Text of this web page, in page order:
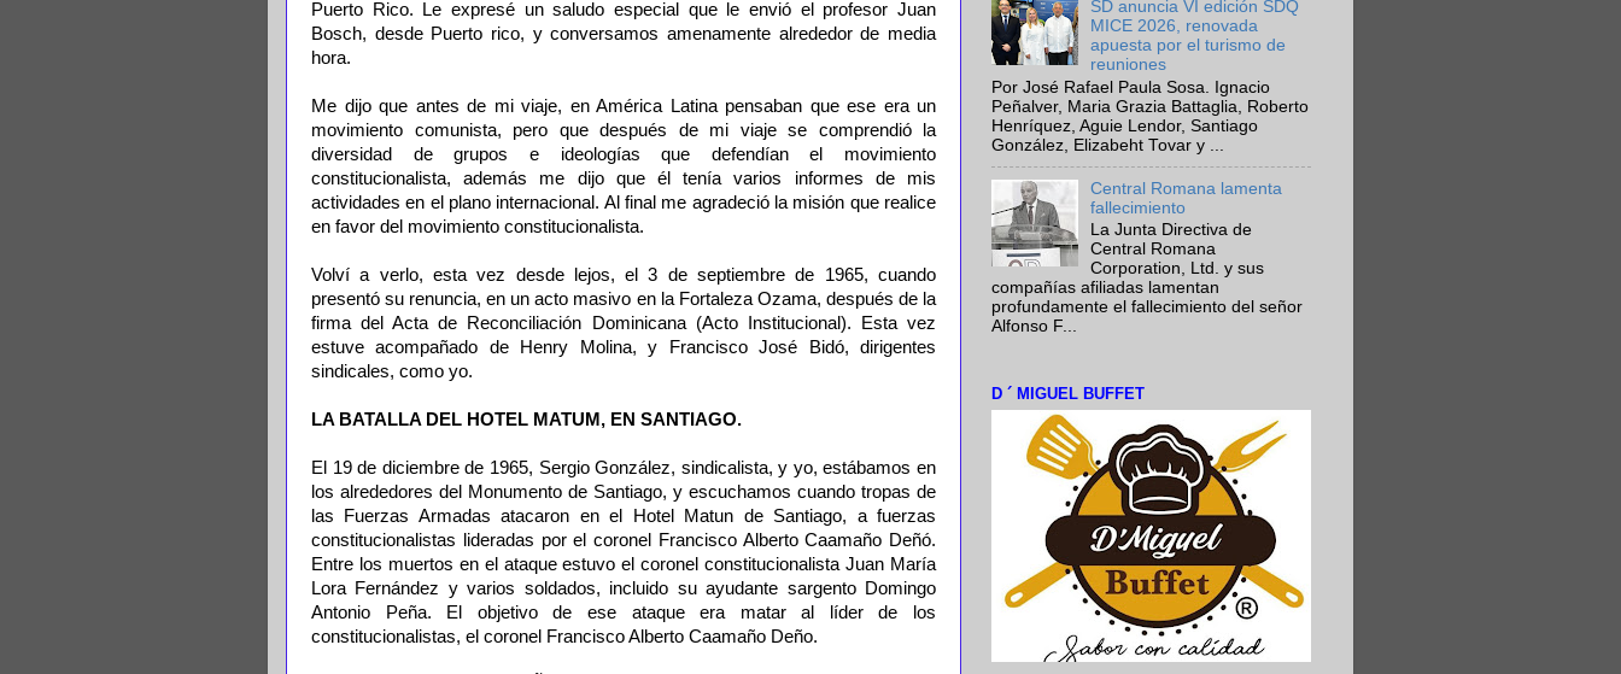
Puerto Rico. Le expresé un saludo especial que le envió el profesor Juan
Bosch, desde Puerto rico, y conversamos amenamente alrededor de media
hora.
Me dijo que antes de mi viaje, en América Latina pensaban que ese era un
movimiento comunista, pero que después de mi viaje se comprendió la
diversidad de grupos e ideologías que defendían el movimiento
constitucionalista, además me dijo que él tenía varios informes de mis
actividades en el plano internacional. Al final me agradeció la misión que realice
en favor del movimiento constitucionalista.
Volví a verlo, esta vez desde lejos, el 3 de septiembre de 1965, cuando
presentó su renuncia, en un acto masivo en la Fortaleza Ozama, después de la
firma del Acta de Reconciliación Dominicana (Acto Institucional). Esta vez
estuve acompañado de Henry Molina, y Francisco José Bidó, dirigentes
sindicales, como yo.
LA BATALLA DEL HOTEL MATUM, EN SANTIAGO.
El 19 de diciembre de 1965, Sergio González, sindicalista, y yo, estábamos en
los alrededores del Monumento de Santiago, y escuchamos cuando tropas de
las Fuerzas Armadas atacaron en el Hotel Matun de Santiago, a fuerzas
constitucionalistas lideradas por el coronel Francisco Alberto Caamaño Deñó.
Entre los muertos en el ataque estuvo el coronel constitucionalista Juan María
Lora Fernández y varios soldados, incluido su ayudante sargento Domingo
Antonio Peña. El objetivo de ese ataque era matar al líder de los
constitucionalistas, el coronel Francisco Alberto Caamaño Deño.
SD anuncia VI edición SDQ
MICE 2026, renovada
apuesta por el turismo de
reuniones
Por José Rafael Paula Sosa. Ignacio
Peñalver, Maria Grazia Battaglia, Roberto
Henríquez, Aguie Lendor, Santiago
González, Elizabeht Tovar y ...
Central Romana lamenta
fallecimiento
La Junta Directiva de
Central Romana
Corporation, Ltd. y sus
compañías afiliadas lamentan
profundamente el fallecimiento del señor
Alfonso F...
D ´ MIGUEL BUFFET